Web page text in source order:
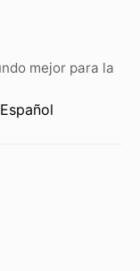
mejor para la
Español